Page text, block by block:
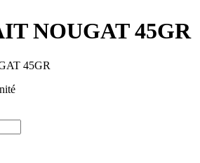
NOUGAT 45GR